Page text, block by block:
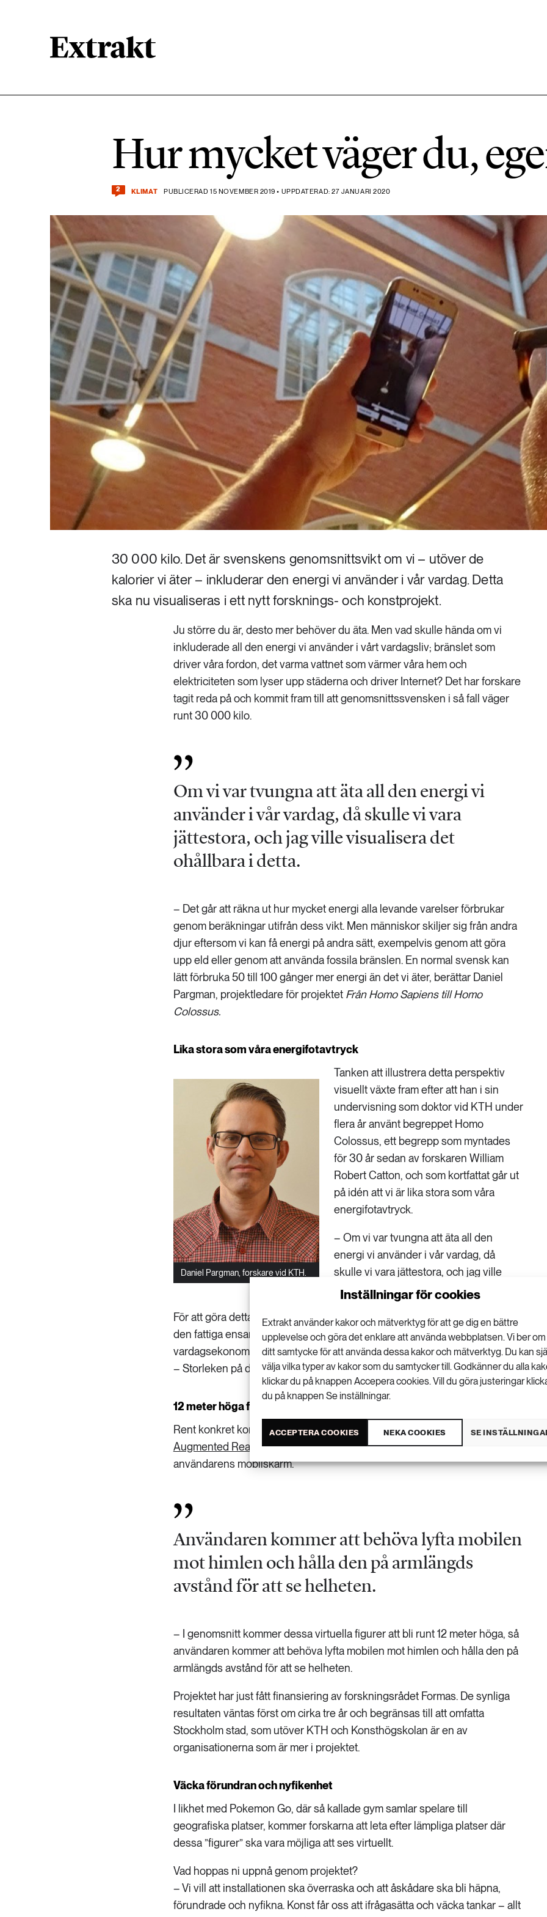
Inställningar för cookies
Extrakt använder kakor och mätverktyg för att ge dig en bättre
upplevelse och göra det enklare att använda webbplatsen. Vi ber om
ditt samtycke för att använda dessa kakor och mätverktyg. Du kan
välja vilka typer av kakor som du samtycker till. Godkänner du alla
klickar du på knappen Accepera cookies. Vill du göra justeringar
du på knappen Se inställningar.
ACCEPTERA COOKIES NEKA COOKIES SE
1492 ARTIKLAR
Klimat
360 ARTIKLAR
Social hållbarhet Transport
Hur mycket väger du,
2 KLIMAT PUBLICERAD 15 NOVEMBER 2019 • UPPDATERAD: 27 JANUARI 2020
30 000 kilo. Det är svenskens genomsnittsvikt om vi – utöver de
kalorier vi äter – inkluderar den energi vi använder i vår vardag. Detta
ska nu visualiseras i ett nytt forsknings- och konstprojekt.
Ju större du är, desto mer behöver du äta. Men vad skulle hända om vi
inkluderade all den energi vi använder i vårt vardagsliv; bränslet som
driver våra fordon, det varma vattnet som värmer våra hem och
elektriciteten som lyser upp städerna och driver Internet? Det har forskare
tagit reda på och kommit fram till att genomsnittssvensken i så fall väger
runt 30 000 kilo.
Om vi var tvungna att äta all den energi vi
använder i vår vardag, då skulle vi vara
jättestora, och jag ville visualisera det
ohållbara i detta.
– Det går att räkna ut hur mycket energi alla levande varelser förbrukar
genom beräkningar utifrån dess vikt. Men människor skiljer sig från andra
djur eftersom vi kan få energi på andra sätt, exempelvis genom att göra
upp eld eller genom att använda fossila bränslen. En normal svensk kan
lätt förbruka 50 till 100 gånger mer energi än det vi äter, berättar Daniel
Pargman, projektledare för projektet Från Homo Sapiens till Homo
Colossus.
Lika stora som våra energifotavtryck
Daniel Pargman, forskare vid KTH.
Tanken att illustrera detta perspektiv
visuellt växte fram efter att han i sin
undervisning som doktor vid KTH under
flera år använt begreppet Homo
Colossus, ett begrepp som myntades
för 30 år sedan av forskaren William
Robert Catton, och som kortfattat går ut
på idén att vi är lika stora som våra
energifotavtryck.
– Om vi var tvungna att äta all den
energi vi använder i vår vardag, då
skulle vi vara jättestora, och jag ville
visualisera det ohållbara i detta.
För att göra detta kommer forskarna ta fram olika personas, exempelvis
den fattiga ensamstående mamman som kämpar för att få ihop
vardagsekonomin och chefen som flyger flera gånger i veckan.
– Storleken på deras energifotavtryck skiljer sig naturligtvis dramatiskt.
12 meter höga figurer
Rent konkret kommer olika personas att visas virtuellt genom en så kallad
Augmented Reality-app. Det innebär att en överlagrad verklighet visas på
användarens mobilskärm.
Användaren kommer att behöva lyfta mobilen
mot himlen och hålla den på armlängds
avstånd för att se helheten.
– I genomsnitt kommer dessa virtuella figurer att bli runt 12 meter höga, så
användaren kommer att behöva lyfta mobilen mot himlen och hålla den på
armlängds avstånd för att se helheten.
Projektet har just fått finansiering av forskningsrådet Formas. De synliga
resultaten väntas först om cirka tre år och begränsas till att omfatta
Stockholm stad, som utöver KTH och Konsthögskolan är en av
organisationerna som är mer i projektet.
Väcka förundran och nyfikenhet
I likhet med Pokemon Go, där så kallade gym samlar spelare till
geografiska platser, kommer forskarna att leta efter lämpliga platser där
dessa ”figurer” ska vara möjliga att ses virtuellt.
Vad hoppas ni uppnå genom projektet?
– Vi vill att installationen ska överraska och att åskådare ska bli häpna,
förundrade och nyfikna. Konst får oss att ifrågasätta och väcka tankar – allt